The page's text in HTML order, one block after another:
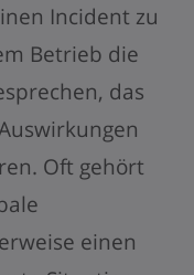
Incident zu
Betrieb die
das
Oft gehört
einen